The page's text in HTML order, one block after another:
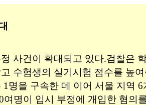
사건이 확대되고 있다.검찰은
수험생의 실기시험 점수를 높
1명을 구속한 데 이어 서울 지역 6
여명이 입시 부정에 개입한 혐의